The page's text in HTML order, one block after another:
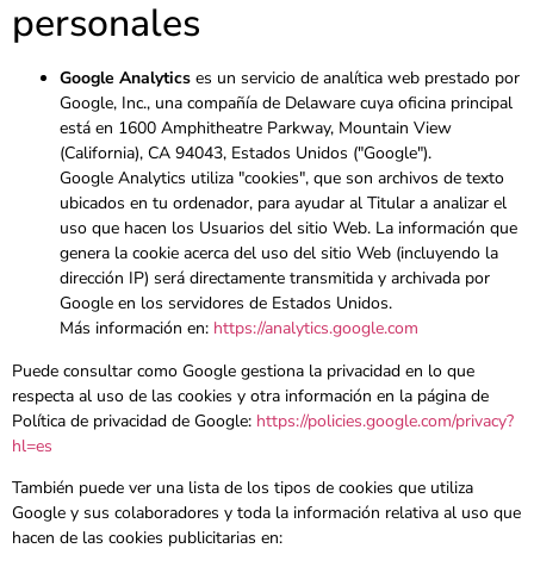
personales
Google Analytics es un servicio de analítica web prestado por
Google, Inc., una compañía de Delaware cuya oficina principal
está en 1600 Amphitheatre Parkway, Mountain View
(California), CA 94043, Estados Unidos ("Google").
Google Analytics utiliza "cookies", que son archivos de texto
ubicados en tu ordenador, para ayudar al Titular a analizar el
uso que hacen los Usuarios del sitio Web. La información que
genera la cookie acerca del uso del sitio Web (incluyendo la
dirección IP) será directamente transmitida y archivada por
Google en los servidores de Estados Unidos.
Más información en: https://analytics.google.com
Puede consultar como Google gestiona la privacidad en lo que
respecta al uso de las cookies y otra información en la página de
Política de privacidad de Google: https://policies.google.com/privacy?
hl=es
También puede ver una lista de los tipos de cookies que utiliza
Google y sus colaboradores y toda la información relativa al uso que
hacen de las cookies publicitarias en: